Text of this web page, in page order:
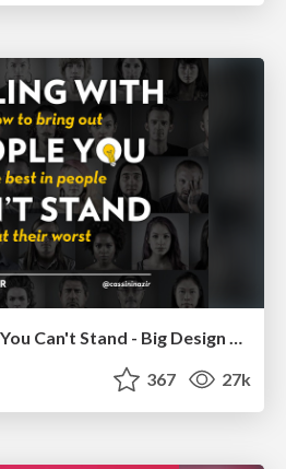
Dealing with People You Can't Stand - Big Design 2015
367 27k